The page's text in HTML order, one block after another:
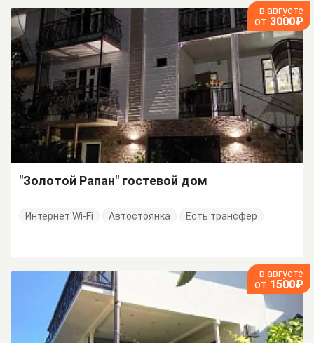
в августе
от 3000₽
"Золотой Рапан" гостевой дом
Интернет Wi-Fi Автостоянка Есть трансфер
в августе
от 1500₽